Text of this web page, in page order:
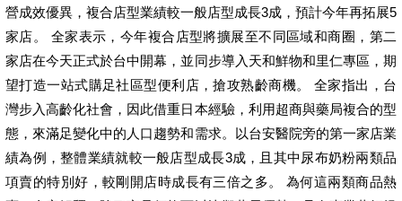
營成效優異，複合店型業績較一般店型成長3成，預計今年再拓展5
家店。 全家表示，今年複合店型將擴展至不同區域和商圈，第二
家店在今天正式於台中開幕，並同步導入天和鮮物和里仁專區，期
望打造一站式購足社區型便利店，搶攻熟齡商機。 全家指出，台
灣步入高齡化社會，因此借重日本經驗，利用超商與藥局複合的型
態，來滿足變化中的人口趨勢和需求。以台安醫院旁的第一家店業
績為例，整體業績就較一般店型成長3成，且其中尿布奶粉兩類品
項賣的特別好，較剛開店時成長有三倍之多。 為何這兩類商品熱